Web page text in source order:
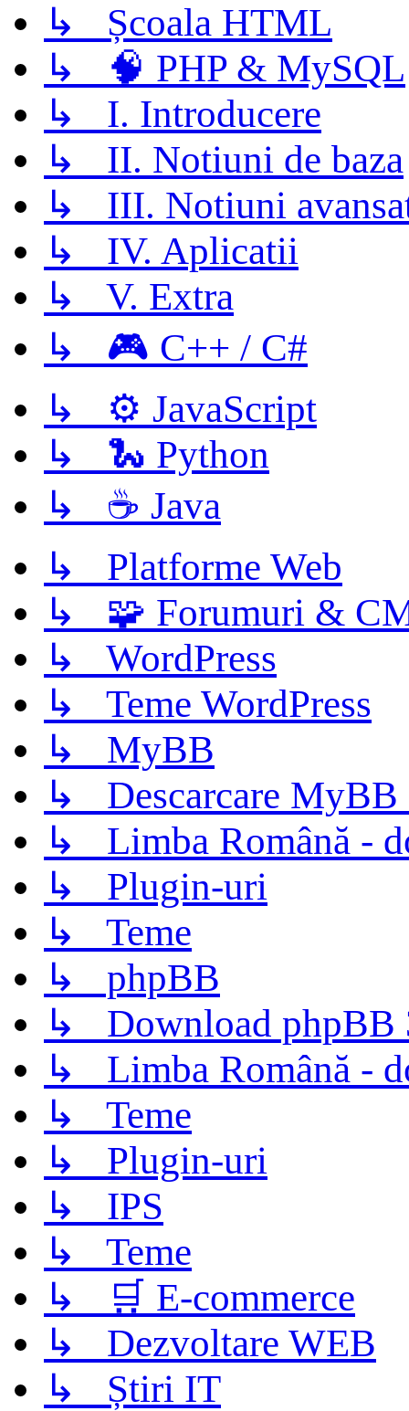
↳ Școala HTML
↳ 🧠 PHP & MySQL
↳ I. Introducere
↳ II. Notiuni de baza
↳ III. Notiuni
↳ IV. Aplicatii
↳ V. Extra
↳ 🎮 C++ / C#
↳ ⚙️ JavaScript
↳ 🐍 Python
↳ ☕ Java
↳ Platforme Web
↳ 🧩 Forumuri &
↳ WordPress
↳ Teme WordPress
↳ MyBB
↳ Descarcare MyBB
↳ Limba Română -
↳ Plugin-uri
↳ Teme
↳ phpBB
↳ Download phpBB
↳ Limba Română -
↳ Teme
↳ Plugin-uri
↳ IPS
↳ Teme
↳ 🛒 E-commerce
↳ Dezvoltare WEB
↳ Știri IT